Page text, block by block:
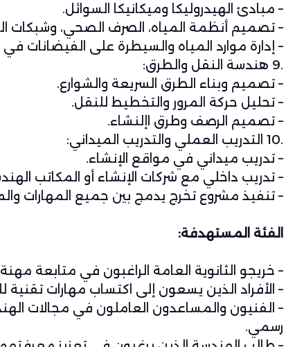
– مبادئ الهيدروليكا وميكانيكا السوائل.
– تصميم أنظمة المياه، الصرف الصحي، وشبكات
– إدارة موارد المياه والسيطرة على الفيضانات في
.9 هندسة النقل والطرق:
– تصميم وبناء الطرق السريعة والشوارع.
– تحليل حركة المرور والتخطيط للنقل.
– تصميم الرصف وطرق اإلنشاء.
.10 التدريب العملي والتدريب الميداني:
– تدريب ميداني في مواقع الإنشاء.
– تدريب داخلي مع شركات الإنشاء أو المكاتب
– تنفيذ مشروع تخرج يدمج بين جميع المهارات
الفئة المستهدفة:
– خريجو الثانوية العامة الراغبون في متابعة
– الأفراد الذين يسعون إلى اكتساب مهارات
– الفنيون والمساعدون العاملون في مجالات
رسمي.